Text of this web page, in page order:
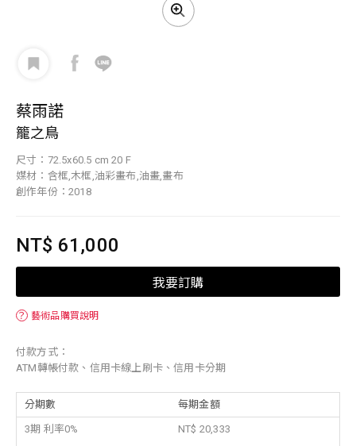
蔡雨諾
籠之鳥
尺寸：72.5x60.5 cm 20 F
媒材：含框,木框,油彩畫布,油畫,畫布
創作年份：2018
NT$ 61,000
我要訂購
？ 藝術品購買說明
付款方式：
ATM轉帳付款、信用卡線上刷卡、信用卡分期
分期數 每期金額
3期 利率0%
NT$ 20,333